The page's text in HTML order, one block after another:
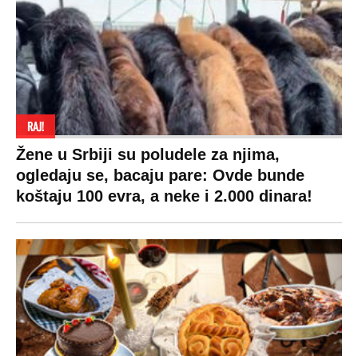
RAJ!
Žene u Srbiji su poludele za njima,
ogledaju se, bacaju pare: Ovde bunde
koštaju 100 evra, a neke i 2.000 dinara!